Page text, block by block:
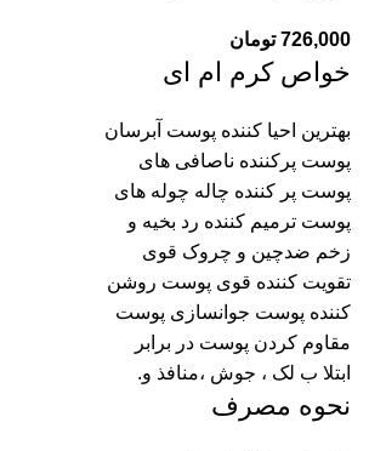
726,000 تومان
خواص کرم ام ای
بهترین احیا کننده پوست آبرسان
پوست پرکننده ناصافی های
پوست پر کننده چاله چوله های
پوست ترمیم کننده رد بخیه و
زخم ضدچین و چروک قوی
تقویت کننده قوی پوست روشن
کننده پوست جوانسازی پوست
مقاوم کردن پوست در برابر
ابتلا ب لک ، جوش ،منافذ و.
نحوه مصرف